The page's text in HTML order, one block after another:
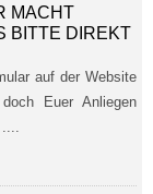
MACHT
BITTE DIREKT
auf der Website
Euer Anliegen